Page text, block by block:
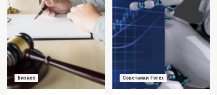
Бизнес Советники Forex